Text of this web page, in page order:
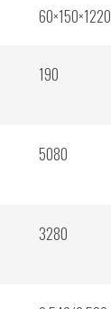
60×150×1220
190
5080
3280